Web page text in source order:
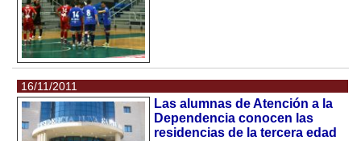
16/11/2011
Las alumnas de Atención a la
Dependencia conocen las
residencias de la tercera edad